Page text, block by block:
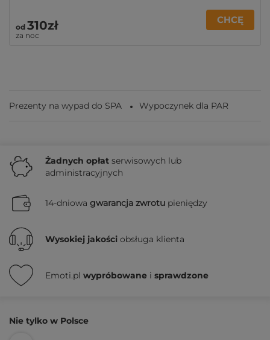
od 310zł
za noc
CHCĘ
Prezenty na wypad do SPA Wypoczynek dla PAR
Żadnych opłat serwisowych lub
administracyjnych
14-dniowa gwarancja zwrotu pieniędzy
Wysokiej jakości obsługa klienta
Emoti.pl wypróbowane i sprawdzone
Nie tylko w Polsce